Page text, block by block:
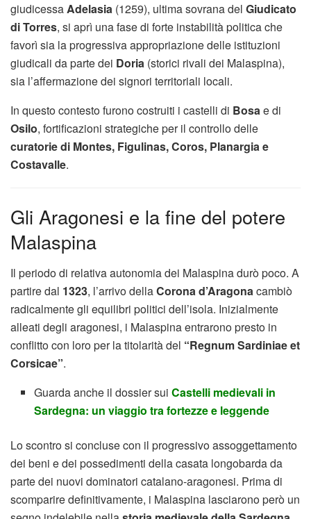
giudicessaAdelasia (1259), ultima sovrana del Giudicato
di Torres, si aprì una fase di forte instabilità politica che
favorì sia la progressiva appropriazione delle istituzioni
giudicali da parte dei Doria (storici rivali dei Malaspina),
sia l’affermazione dei signori territoriali locali.
In questo contesto furono costruiti i castelli di Bosae di
Osilo, fortificazioni strategiche per il controllo delle
curatorie di Montes, Figulinas, Coros, Planargia e
Costavalle.
Gli Aragonesi e la fine del potere
Malaspina
Il periodo di relativa autonomia dei Malaspina durò poco. A
partire dal 1323, l’arrivo dellaCorona d’Aragonacambiò
radicalmente gli equilibri politici dell’isola. Inizialmente
alleati degli aragonesi, i Malaspina entrarono presto in
conflitto con loro per la titolarità del “Regnum Sardiniae et
Corsicae”.
Guarda anche il dossier suiCastelli medievali in
Sardegna: un viaggio tra fortezze e leggende
Lo scontro si concluse con il progressivo assoggettamento
dei beni e dei possedimenti della casata longobarda da
parte dei nuovi dominatori catalano-aragonesi. Prima di
scomparire definitivamente, i Malaspina lasciarono però un